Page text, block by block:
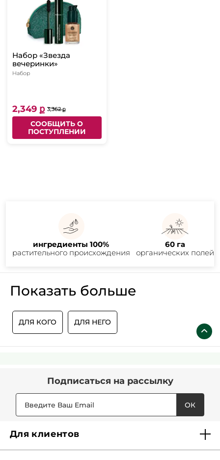
Набор «Звезда
вечеринки»
Набор
2,349 ք 3,362 ք
СООБЩИТЬ О
ПОСТУПЛЕНИИ
ингредиенты 100%
растительного происхождения
60 га
органических полей
Показать больше
ДЛЯ КОГО ДЛЯ НЕГО
Подписаться на рассылку
ОК
Для клиентов